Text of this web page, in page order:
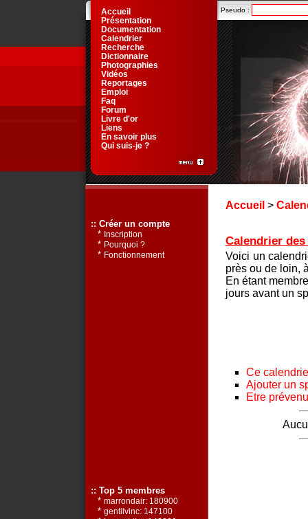
Accueil >
Calendrier
Voici un
près ou de loin,
En étant
jours avant un
Ce
Ajouter un
Etre
Pseudo :
Accueil
Présentation
Documentation
Calendrier
Recherche
Dictionnaire
Photographies
Vidéos
Reportages
Emploi
Faq
Forum
Livre d'or
Liens
En savoir plus
Qui suis-je ?
:: Créer un compte
* Inscription
* Pourquoi ?
* Fonctionnement
:: Top 5 membres
* marrondair: 180900
* gentilvinc: 147100